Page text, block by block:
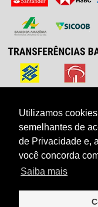
Utilizamos
semelhantes de
de Privacidade e,
você concorda
Saiba mais
Utilizamos
semelhantes de
de Privacidade e,
você concorda
Saiba mais
ZIRRAH COMÉRCIO
Rua Carlos Gomes,